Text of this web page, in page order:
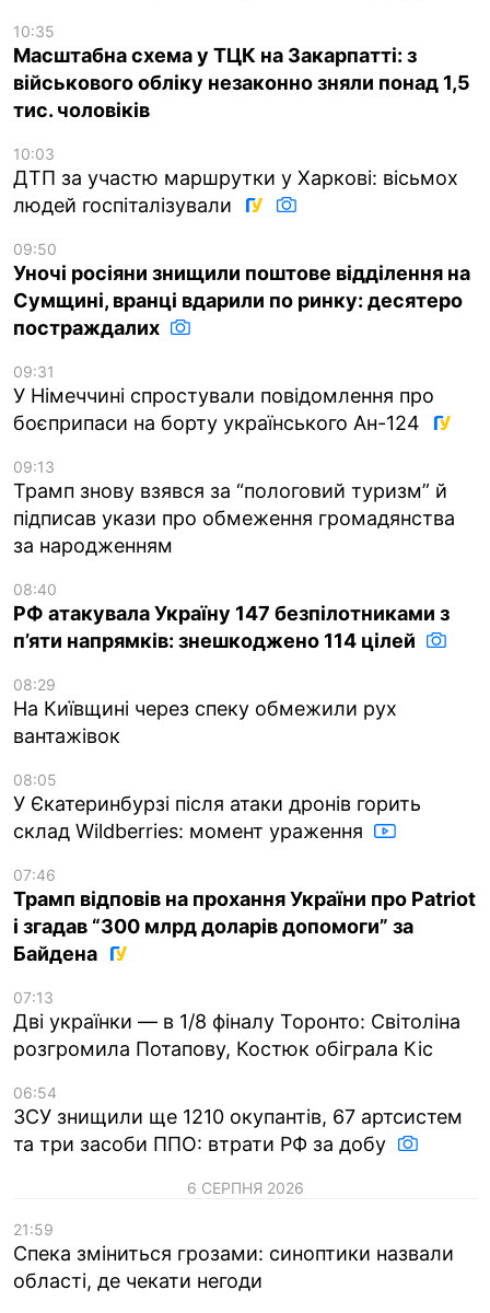
10:35
Масштабна схема у ТЦК на Закарпатті: з
військового обліку незаконно зняли понад 1,5
тис. чоловіків
10:03
ДТП за участю маршрутки у Харкові: вісьмох
людей госпіталізували
09:50
Уночі росіяни знищили поштове відділення на
Сумщині, вранці вдарили по ринку: десятеро
постраждалих
09:31
У Німеччині спростували повідомлення про
боєприпаси на борту українського Ан-124
09:13
Трамп знову взявся за “пологовий туризм” й
підписав укази про обмеження громадянства
за народженням
08:40
РФ атакувала Україну 147 безпілотниками з
п’яти напрямків: знешкоджено 114 цілей
08:29
На Київщині через спеку обмежили рух
вантажівок
08:05
У Єкатеринбурзі після атаки дронів горить
склад Wildberries: момент ураження
07:46
Трамп відповів на прохання України про Patriot
і згадав “300 млрд доларів допомоги” за
Байдена
07:13
Дві українки — в 1/8 фіналу Торонто: Світоліна
розгромила Потапову, Костюк обіграла Кіс
06:54
ЗСУ знищили ще 1210 окупантів, 67 артсистем
та три засоби ППО: втрати РФ за добу
6 СЕРПНЯ 2026
21:59
Спека зміниться грозами: синоптики назвали
області, де чекати негоди